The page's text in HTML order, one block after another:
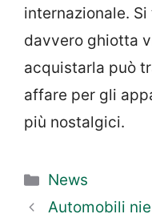
internazionale.
davvero ghiotta
acquistarla può
affare per gli
più nostalgici.
Categorie
News
Automobili